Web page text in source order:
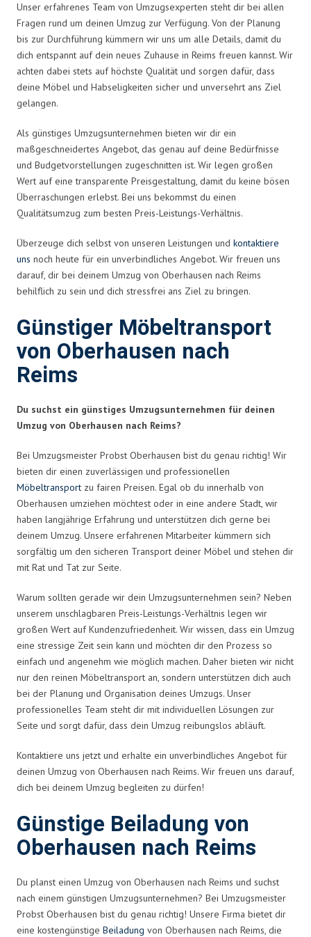
Unser erfahrenes Team von Umzugsexperten steht dir bei allen
Fragen rund um deinen Umzug zur Verfügung. Von der Planung
bis zur Durchführung kümmern wir uns um alle Details, damit du
dich entspannt auf dein neues Zuhause in Reims freuen kannst. Wir
achten dabei stets auf höchste Qualität und sorgen dafür, dass
deine Möbel und Habseligkeiten sicher und unversehrt ans Ziel
gelangen.
Als günstiges Umzugsunternehmen bieten wir dir ein
maßgeschneidertes Angebot, das genau auf deine Bedürfnisse
und Budgetvorstellungen zugeschnitten ist. Wir legen großen
Wert auf eine transparente Preisgestaltung, damit du keine bösen
Überraschungen erlebst. Bei uns bekommst du einen
Qualitätsumzug zum besten Preis-Leistungs-Verhältnis.
Überzeuge dich selbst von unseren Leistungen und kontaktiere
uns noch heute für ein unverbindliches Angebot. Wir freuen uns
darauf, dir bei deinem Umzug von Oberhausen nach Reims
behilflich zu sein und dich stressfrei ans Ziel zu bringen.
Günstiger Möbeltransport
von Oberhausen nach
Reims
Du suchst ein günstiges Umzugsunternehmen für deinen
Umzug von Oberhausen nach Reims?
Bei Umzugsmeister Probst Oberhausen bist du genau richtig! Wir
bieten dir einen zuverlässigen und professionellen
Möbeltransport zu fairen Preisen. Egal ob du innerhalb von
Oberhausen umziehen möchtest oder in eine andere Stadt, wir
haben langjährige Erfahrung und unterstützen dich gerne bei
deinem Umzug. Unsere erfahrenen Mitarbeiter kümmern sich
sorgfältig um den sicheren Transport deiner Möbel und stehen dir
mit Rat und Tat zur Seite.
Warum sollten gerade wir dein Umzugsunternehmen sein? Neben
unserem unschlagbaren Preis-Leistungs-Verhältnis legen wir
großen Wert auf Kundenzufriedenheit. Wir wissen, dass ein Umzug
eine stressige Zeit sein kann und möchten dir den Prozess so
einfach und angenehm wie möglich machen. Daher bieten wir nicht
nur den reinen Möbeltransport an, sondern unterstützen dich auch
bei der Planung und Organisation deines Umzugs. Unser
professionelles Team steht dir mit individuellen Lösungen zur
Seite und sorgt dafür, dass dein Umzug reibungslos abläuft.
Kontaktiere uns jetzt und erhalte ein unverbindliches Angebot für
deinen Umzug von Oberhausen nach Reims. Wir freuen uns darauf,
dich bei deinem Umzug begleiten zu dürfen!
Günstige Beiladung von
Oberhausen nach Reims
Du planst einen Umzug von Oberhausen nach Reims und suchst
nach einem günstigen Umzugsunternehmen? Bei Umzugsmeister
Probst Oberhausen bist du genau richtig! Unsere Firma bietet dir
eine kostengünstige Beiladung von Oberhausen nach Reims, die